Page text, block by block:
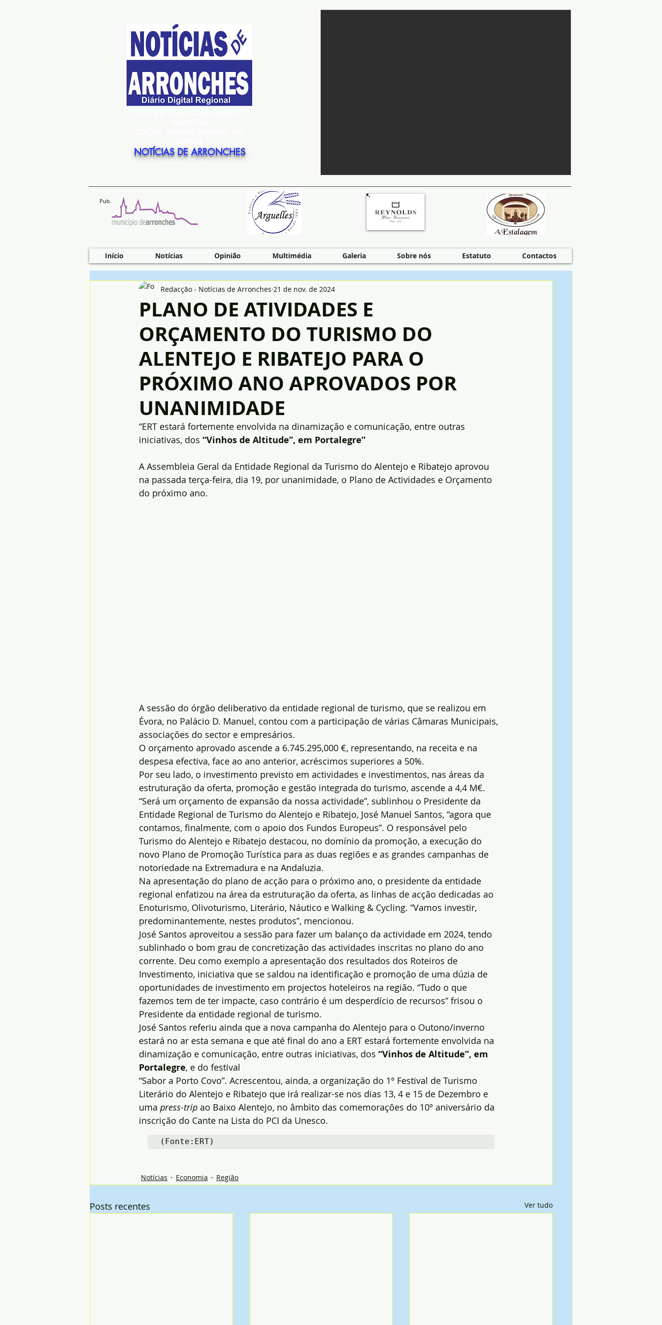
NOTÍCIAS DE ARRONCHES
Pub.
Início Notícias Opinião Multimédia Galeria Sobre nós Estatuto Contactos
PLANO DE ATIVIDADES E
ORÇAMENTO DO TURISMO DO
ALENTEJO E RIBATEJO PARA O
PRÓXIMO ANO APROVADOS POR
UNANIMIDADE
Redacção - Notícias de Arronches 21 de nov. de 2024
“ERT estará fortemente envolvida na dinamização e comunicação, entre outras
iniciativas, dos “Vinhos de Altitude”, em Portalegre”
A Assembleia Geral da Entidade Regional da Turismo do Alentejo e Ribatejo aprovou
na passada terça-feira, dia 19, por unanimidade, o Plano de Actividades e Orçamento
do próximo ano.
A sessão do órgão deliberativo da entidade regional de turismo, que se realizou em
Évora, no Palácio D. Manuel, contou com a participação de várias Câmaras Municipais,
associações do sector e empresários.
O orçamento aprovado ascende a 6.745.295,000 €, representando, na receita e na
despesa efectiva, face ao ano anterior, acréscimos superiores a 50%.
Por seu lado, o investimento previsto em actividades e investimentos, nas áreas da
estruturação da oferta, promoção e gestão integrada do turismo, ascende a 4,4 M€.
“Será um orçamento de expansão da nossa actividade”, sublinhou o Presidente da
Entidade Regional de Turismo do Alentejo e Ribatejo, José Manuel Santos, “agora que
contamos, finalmente, com o apoio dos Fundos Europeus”. O responsável pelo
Turismo do Alentejo e Ribatejo destacou, no domínio da promoção, a execução do
novo Plano de Promoção Turística para as duas regiões e as grandes campanhas de
notoriedade na Extremadura e na Andaluzia.
Na apresentação do plano de acção para o próximo ano, o presidente da entidade
regional enfatizou na área da estruturação da oferta, as linhas de acção dedicadas ao
Enoturismo, Olivoturismo, Literário, Náutico e Walking & Cycling. “Vamos investir,
predominantemente, nestes produtos”, mencionou.
José Santos aproveitou a sessão para fazer um balanço da actividade em 2024, tendo
sublinhado o bom grau de concretização das actividades inscritas no plano do ano
corrente. Deu como exemplo a apresentação dos resultados dos Roteiros de
Investimento, iniciativa que se saldou na identificação e promoção de uma dúzia de
oportunidades de investimento em projectos hoteleiros na região. “Tudo o que
fazemos tem de ter impacte, caso contrário é um desperdício de recursos” frisou o
Presidente da entidade regional de turismo.
José Santos referiu ainda que a nova campanha do Alentejo para o Outono/inverno
estará no ar esta semana e que até final do ano a ERT estará fortemente envolvida na
dinamização e comunicação, entre outras iniciativas, dos “Vinhos de Altitude”, em
Portalegre, e do festival
“Sabor a Porto Covo”. Acrescentou, ainda, a organização do 1º Festival de Turismo
Literário do Alentejo e Ribatejo que irá realizar-se nos dias 13, 4 e 15 de Dezembro e
uma press-trip ao Baixo Alentejo, no âmbito das comemorações do 10º aniversário da
inscrição do Cante na Lista do PCI da Unesco.
(Fonte:ERT)
Notícias Economia Região
Posts recentes Ver tudo